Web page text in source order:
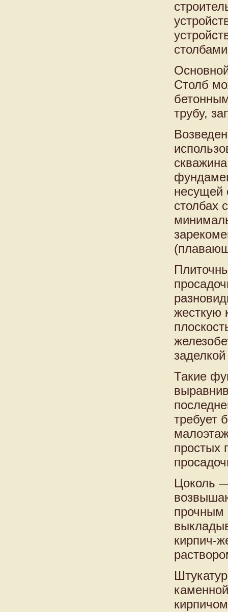
Столб
трубу,
несущей
столбах
жесткую
Такие
требует
простых
Цоколь
прочным
кирпич-